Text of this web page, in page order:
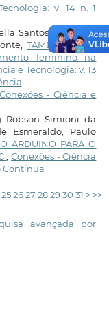
v. 14 n. 1
Santos Florêncio,
TAMBORES DE
feminino na
e Tecnologia: v. 13
Conexões - Ciência e
Robson Simioni da
Esmeraldo, Paulo
ARDUINO PARA O
,Conexões - Ciência
Contínua
25 26 27 28 29 30 31 > >>
avançada por